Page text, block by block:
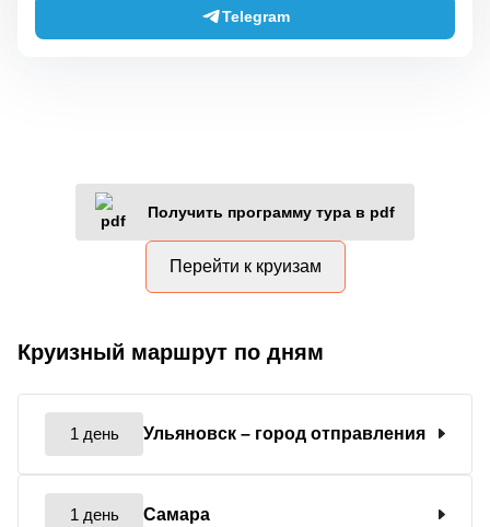
Telegram
Получить программу тура в pdf
Перейти к круизам
Круизный маршрут по дням
1 день Ульяновск – город отправления
1 день Самара